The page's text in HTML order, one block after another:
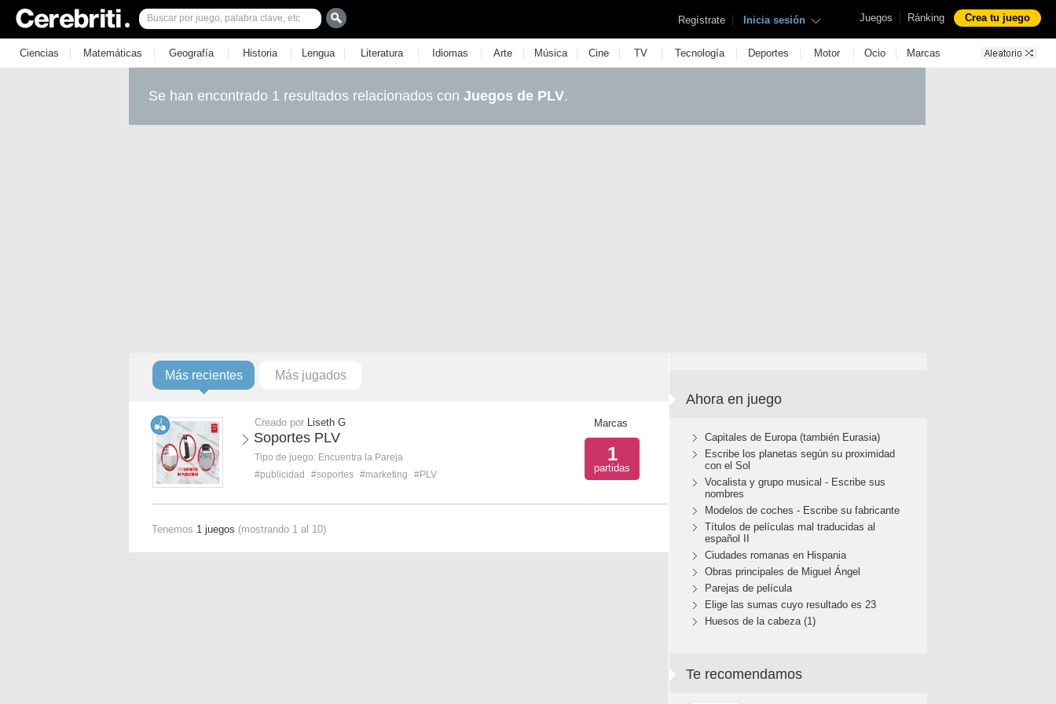
Juegos | Ránking Crea tu juego
Regístrate | Inicia sesión
Ciencias | Matemáticas | Geografía | Historia | Lengua | Literatura | Idiomas | Arte | Música | Cine | TV | Tecnología | Deportes | Motor | Ocio | Marcas
Se han encontrado 1 resultados relacionados con Juegos de PLV.
Más recientes Más jugados
Creado por Liseth G
Soportes PLV
Tipo de juego: Encuentra la Pareja
#publicidad
#soportes #marketing #PLV
Marcas
1
partidas
Tenemos 1 juegos (mostrando 1 al 10)
Ahora en juego
Capitales de Europa (también Eurasia)
Escribe los planetas según su proximidad
con el Sol
Vocalista y grupo musical - Escribe sus
nombres
Modelos de coches - Escribe su fabricante
Títulos de películas mal traducidas al
español II
Ciudades romanas en Hispania
Obras principales de Miguel Ángel
Parejas de película
Elige las sumas cuyo resultado es 23
Huesos de la cabeza (1)
Te recomendamos